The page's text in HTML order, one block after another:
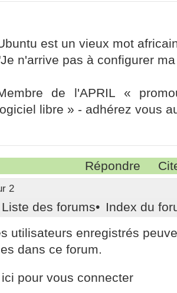
est un vieux mot
n'arrive pas à configurer
de l'APRIL «
libre » - adhérez vous
Répondre
2
Liste des forums• Index du
utilisateurs enregistrés
dans ce forum.
pour vous connecter